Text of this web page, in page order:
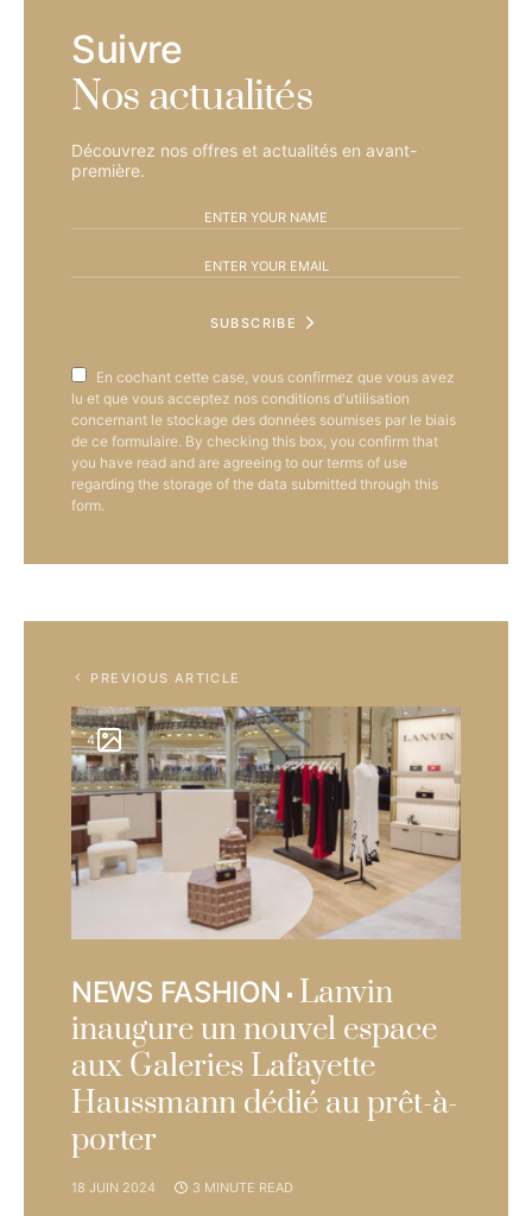
Suivre
Nos actualités
Découvrez nos offres et actualités en avant-
première.
SUBSCRIBE
En cochant cette case, vous confirmez que vous avez
lu et que vous acceptez nos conditions d'utilisation
concernant le stockage des données soumises par le biais
de ce formulaire. By checking this box, you confirm that
you have read and are agreeing to our terms of use
regarding the storage of the data submitted through this
form.
PREVIOUS ARTICLE
4
NEWS FASHION
Lanvin
inaugure un nouvel espace
aux Galeries Lafayette
Haussmann dédié au prêt-à-
porter
18 JUIN 2024 3 MINUTE READ